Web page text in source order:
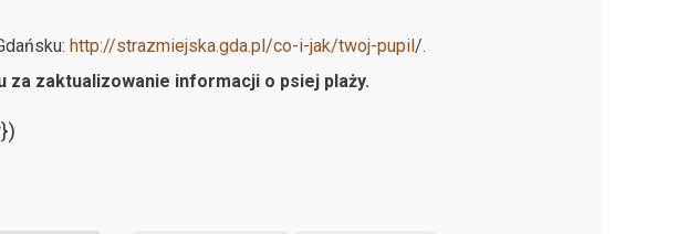
http://strazmiejska.gda.pl/co-i-jak/twoj-pupil/.
za zaktualizowanie informacji o psiej plaży.